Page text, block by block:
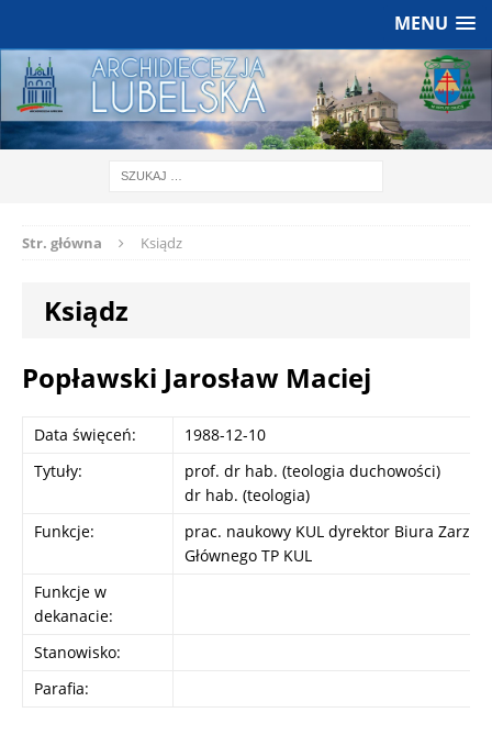
MENU
Str. główna Ksiądz
Ksiądz
Popławski Jarosław Maciej
Data święceń:
1988-12-10
Tytuły:
prof. dr hab. (teologia duchowości)
dr hab. (teologia)
Funkcje:
prac. naukowy KUL dyrektor Biura
Głównego TP KUL
Funkcje w
dekanacie:
Stanowisko:
Parafia: